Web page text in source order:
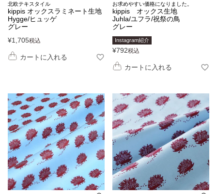
北欧テキスタイル
kippis オックスラミネート生地
Hygge/ヒュッゲ
グレー
¥1,705税込
カートに入れる
お求めやすい価格になりました。
kippis オックス生地
Juhla/ユフラ/祝祭の鳥
グレー
Instagram紹介
¥792税込
カートに入れる